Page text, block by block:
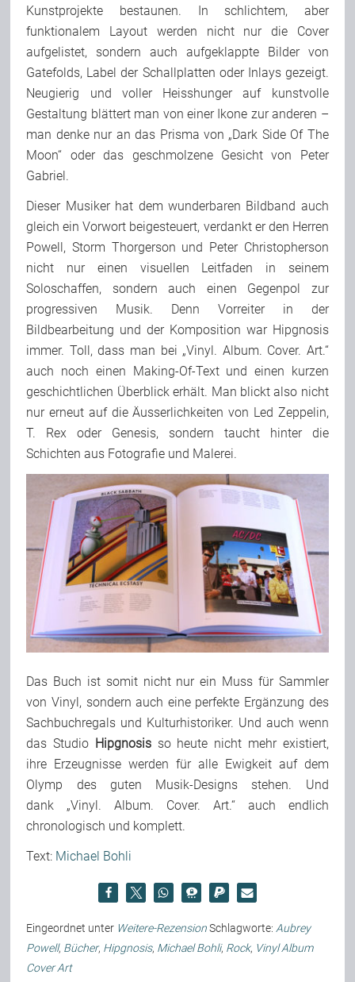
Kunstprojekte bestaunen. In schlichtem, aber
funktionalem Layout werden nicht nur die Cover
aufgelistet, sondern auch aufgeklappte Bilder von
Gatefolds, Label der Schallplatten oder Inlays gezeigt.
Neugierig und voller Heisshunger auf kunstvolle
Gestaltung blättert man von einer Ikone zur anderen –
man denke nur an das Prisma von „Dark Side Of The
Moon“ oder das geschmolzene Gesicht von Peter
Gabriel.
Dieser Musiker hat dem wunderbaren Bildband auch
gleich ein Vorwort beigesteuert, verdankt er den Herren
Powell, Storm Thorgerson und Peter Christopherson
nicht nur einen visuellen Leitfaden in seinem
Soloschaffen, sondern auch einen Gegenpol zur
progressiven Musik. Denn Vorreiter in der
Bildbearbeitung und der Komposition war Hipgnosis
immer. Toll, dass man bei „Vinyl. Album. Cover. Art.“
auch noch einen Making-Of-Text und einen kurzen
geschichtlichen Überblick erhält. Man blickt also nicht
nur erneut auf die Äusserlichkeiten von Led Zeppelin,
T. Rex oder Genesis, sondern taucht hinter die
Schichten aus Fotografie und Malerei.
Das Buch ist somit nicht nur ein Muss für Sammler
von Vinyl, sondern auch eine perfekte Ergänzung des
Sachbuchregals und Kulturhistoriker. Und auch wenn
das Studio Hipgnosisso heute nicht mehr existiert,
ihre Erzeugnisse werden für alle Ewigkeit auf dem
Olymp des guten Musik-Designs stehen. Und
dank „Vinyl. Album. Cover. Art.“ auch endlich
chronologisch und komplett.
Text: Michael Bohli
Eingeordnet unter Weitere-Rezension Schlagworte: Aubrey
Powell, Bücher, Hipgnosis, Michael Bohli, Rock, Vinyl Album
Cover Art